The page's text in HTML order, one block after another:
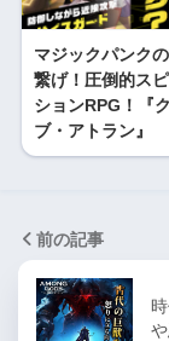
マジックパンク
繋げ！圧倒的ス
ションRPG！『
ブ・アトラン』
前の記事